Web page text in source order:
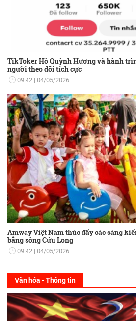
TikToker Hồ Quỳnh Hương và hành
người theo dõi tích cực
09:42 04/05/2026
Amway Việt Nam thúc đẩy các sáng
bằng sông Cửu Long
09:42 04/05/2026
Văn hóa - Thông tin